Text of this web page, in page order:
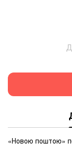
«Новою поштою»